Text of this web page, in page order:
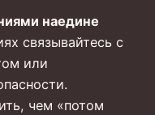
наедине
связывайтесь с
или
чем «потом